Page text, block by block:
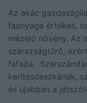
Az akác
faanyaga értékes,
mézelő növény. Az
szárazságtűrő,
fafajta.
kerítésdeszkának,
és újabban a